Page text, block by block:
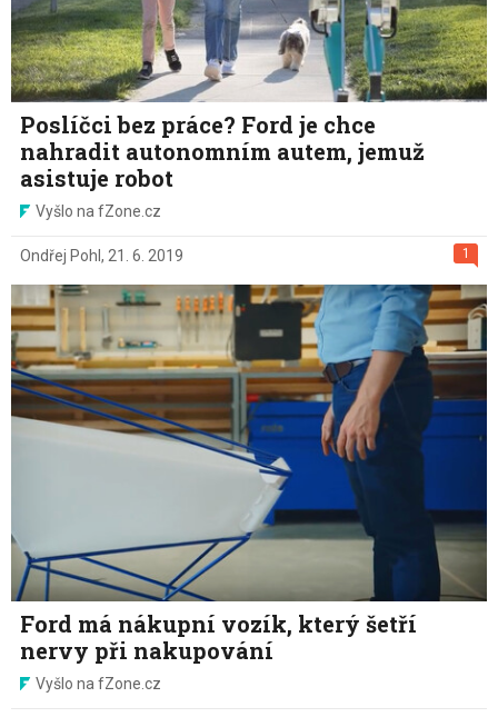
Poslíčci bez práce? Ford je chce
nahradit autonomním autem, jemuž
asistuje robot
Vyšlo na fZone.cz
1
Ondřej Pohl , 21. 6. 2019
Ford má nákupní vozík, který šetří
nervy při nakupování
Vyšlo na fZone.cz